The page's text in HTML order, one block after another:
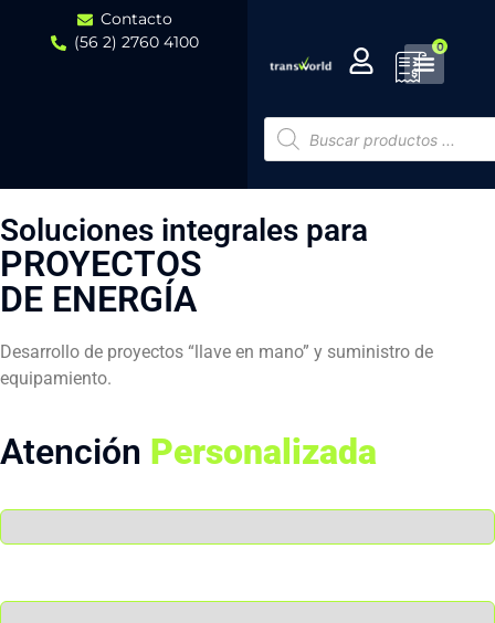
Contacto
(56 2) 2760 4100
0
Soluciones integrales para
PROYECTOS
DE ENERGÍA
Desarrollo de proyectos “llave en mano” y suministro de
equipamiento.
Atención Personalizada